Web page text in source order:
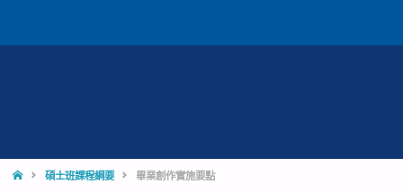
HOME碩士班課程綱要 畢業創作實施要點